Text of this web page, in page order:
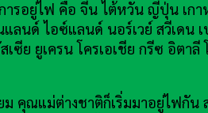
อยู่ไฟ คือ จีน ไต้หวัน ญี่ปุ่น เกาห
นด์ ไอซ์แลนด์ นอร์เวย์ สวีเดน เ
ซีย ยูเครน โครเอเชีย กรีซ อิตาลี
คุณแม่ต่างชาติก็เริ่มมาอยู่ไฟกั